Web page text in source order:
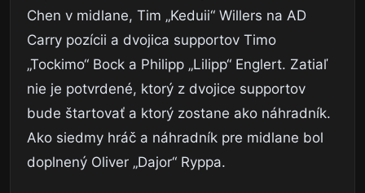
Chen v midlane, Tim „Keduii“ Willers na AD
Carry pozícii a dvojica supportov Timo
„Tockimo“ Bock a Philipp „Lilipp“ Englert. Zatiaľ
nie je potvrdené, ktorý z dvojice supportov
bude štartovať a ktorý zostane ako náhradník.
Ako siedmy hráč a náhradník pre midlane bol
doplnený Oliver „Dajor“ Ryppa.